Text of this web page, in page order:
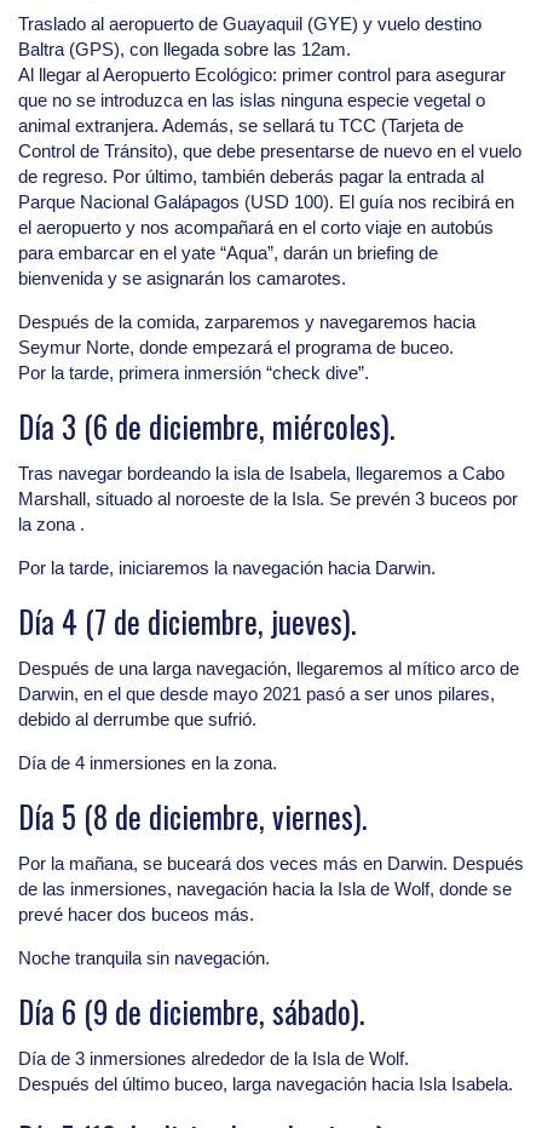
Traslado al aeropuerto de Guayaquil (GYE) y vuelo destino
Baltra (GPS), con llegada sobre las 12am.
Al llegar al Aeropuerto Ecológico: primer control para asegurar
que no se introduzca en las islas ninguna especie vegetal o
animal extranjera. Además, se sellará tu TCC (Tarjeta de
Control de Tránsito), que debe presentarse de nuevo en el vuelo
de regreso. Por último, también deberás pagar la entrada al
Parque Nacional Galápagos (USD 100). El guía nos recibirá en
el aeropuerto y nos acompañará en el corto viaje en autobús
para embarcar en el yate “Aqua”, darán un briefing de
bienvenida y se asignarán los camarotes.
Después de la comida, zarparemos y navegaremos hacia
Seymur Norte, donde empezará el programa de buceo.
Por la tarde, primera inmersión “check dive”.
Día 3 (6 de diciembre, miércoles).
Tras navegar bordeando la isla de Isabela, llegaremos a Cabo
Marshall, situado al noroeste de la Isla. Se prevén 3 buceos por
la zona .
Por la tarde, iniciaremos la navegación hacia Darwin.
Día 4 (7 de diciembre, jueves).
Después de una larga navegación, llegaremos al mítico arco de
Darwin, en el que desde mayo 2021 pasó a ser unos pilares,
debido al derrumbe que sufrió.
Día de 4 inmersiones en la zona.
Día 5 (8 de diciembre, viernes).
Por la mañana, se buceará dos veces más en Darwin. Después
de las inmersiones, navegación hacia la Isla de Wolf, donde se
prevé hacer dos buceos más.
Noche tranquila sin navegación.
Día 6 (9 de diciembre, sábado).
Día de 3 inmersiones alrededor de la Isla de Wolf.
Después del último buceo, larga navegación hacia Isla Isabela.